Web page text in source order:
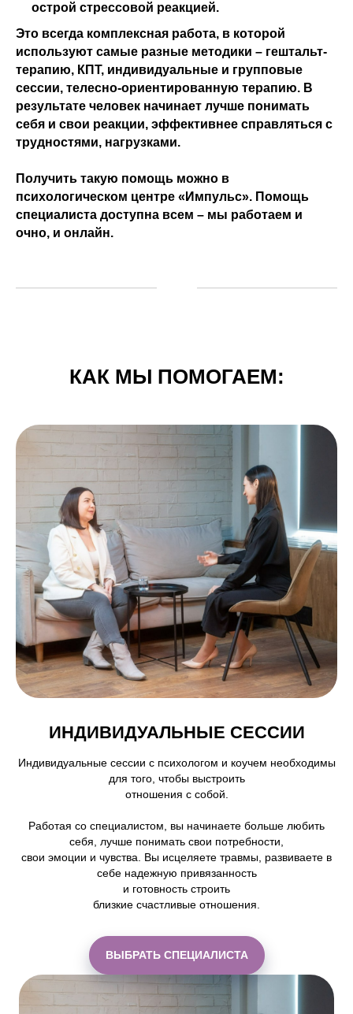
острой стрессовой реакцией.
Это всегда комплексная работа, в которой
используют самые разные методики – гештальт-
терапию, КПТ, индивидуальные и групповые
сессии, телесно-ориентированную терапию. В
результате человек начинает лучше понимать
себя и свои реакции, эффективнее справляться с
трудностями, нагрузками.
Получить такую помощь можно в
психологическом центре «Импульс». Помощь
специалиста доступна всем – мы работаем и
очно, и онлайн.
КАК МЫ ПОМОГАЕМ:
ИНДИВИДУАЛЬНЫЕ СЕССИИ
Индивидуальные сессии с психологом и коучем необходимы
для того, чтобы выстроить
отношения с собой.
Работая со специалистом, вы начинаете больше любить
себя, лучше понимать свои потребности,
свои эмоции и чувства. Вы исцеляете травмы, развиваете в
себе надежную привязанность
и готовность строить
близкие счастливые отношения.
ВЫБРАТЬ СПЕЦИАЛИСТА